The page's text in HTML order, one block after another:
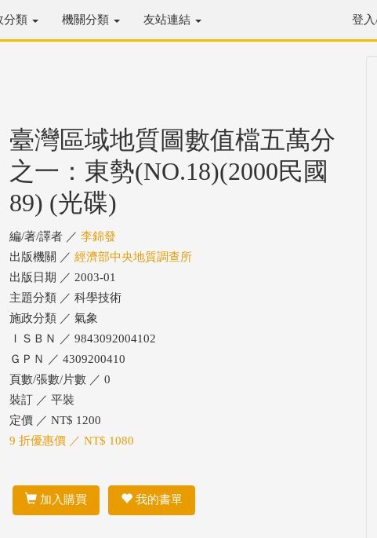
分類 機關分類 友站連結 登
臺灣區域地質圖數值檔五萬分
之一：東勢(NO.18)(2000民國
89) (光碟)
編/著/譯者 ／ 李錦發
出版機關 ／ 經濟部中央地質調查所
出版日期 ／ 2003-01
主題分類 ／ 科學技術
施政分類 ／ 氣象
ＩＳＢＮ ／ 9843092004102
ＧＰＮ ／ 4309200410
頁數/張數/片數 ／ 0
裝訂 ／ 平裝
定價 ／ NT$ 1200
9 折優惠價 ／ NT$ 1080
加入購買 我的書單